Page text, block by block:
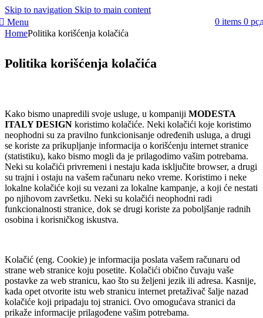
Skip to navigation Skip to main content
Menu
0 items 0
HomePolitika korišćenja kolačića
Politika korišćenja kolačića
Kako bismo unapredili svoje usluge, u kompaniji MODESTA
ITALY DESIGN koristimo kolačiće. Neki kolačići koje koristimo
neophodni su za pravilno funkcionisanje određenih usluga, a drugi
se koriste za prikupljanje informacija o korišćenju internet stranice
(statistiku), kako bismo mogli da je prilagodimo vašim potrebama.
Neki su kolačići privremeni i nestaju kada isključite browser, a drugi
su trajni i ostaju na vašem računaru neko vreme. Koristimo i neke
lokalne kolačiće koji su vezani za lokalne kampanje, a koji će nestati
po njihovom završetku. Neki su kolačići neophodni radi
funkcionalnosti stranice, dok se drugi koriste za poboljšanje radnih
osobina i korisničkog iskustva.
Kolačić (eng. Cookie) je informacija poslata vašem računaru od
strane web stranice koju posetite. Kolačići obično čuvaju vaše
postavke za web stranicu, kao što su željeni jezik ili adresa. Kasnije,
kada opet otvorite istu web stranicu internet pretaživač šalje nazad
kolačiće koji pripadaju toj stranici. Ovo omogućava stranici da
prikaže informacije prilagođene vašim potrebama.